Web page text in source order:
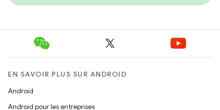
EN SAVOIR PLUS SUR ANDROID
Android
Android pour les entreprises